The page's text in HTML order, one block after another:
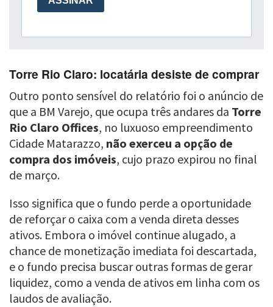
Torre Rio Claro: locatária desiste de comprar
Outro ponto sensível do relatório foi o anúncio de
que a BM Varejo, que ocupa três andares da Torre
Rio Claro Offices, no luxuoso empreendimento
Cidade Matarazzo, não exerceu a opção de
compra dos imóveis, cujo prazo expirou no final
de março.
Isso significa que o fundo perde a oportunidade
de reforçar o caixa com a venda direta desses
ativos. Embora o imóvel continue alugado, a
chance de monetização imediata foi descartada,
e o fundo precisa buscar outras formas de gerar
liquidez, como a venda de ativos em linha com os
laudos de avaliação.